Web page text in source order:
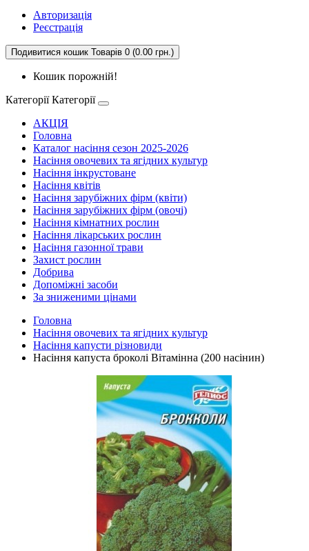
Авторизація
Реєстрація
Подивитися кошик Товарів 0 (0.00 грн.)
Кошик порожній!
Категорії Категорії
АКЦІЯ
Головна
Каталог насіння сезон 2025-2026
Насіння овочевих та ягідних культур
Насіння інкрустоване
Насіння квітів
Насіння зарубіжних фірм (квіти)
Насіння зарубіжних фірм (овочі)
Насіння кімнатних рослин
Насіння лікарських рослин
Насіння газонної трави
Захист рослин
Добрива
Допоміжні засоби
За зниженими цінами
Головна
Насіння овочевих та ягідних культур
Насіння капусти різновиди
Насіння капуста броколі Вітамінна (200 насінин)